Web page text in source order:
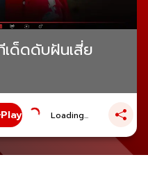
ด็ดดับฝันเสี่ย
Play Loading...